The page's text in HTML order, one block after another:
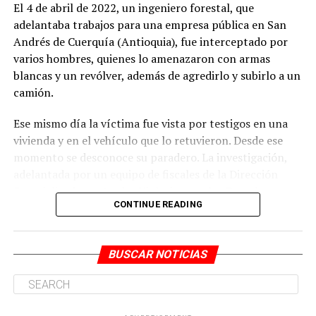
Antes de salir del inmueble con el cuerpo de la víctima,
habrían desplegado acciones para ocultar la evidencia
del crimen.
encargado de conducir el vehículo en el que todos los
procesados trasladaron el cuerpo de la mujer hasta la
zona rural del corregimiento La Buitrera, donde fue
El 4 de abril de 2022, un ingeniero forestal, que
adelantaba trabajos para una empresa pública en San
Andrés de Cuerquía (Antioquia), fue interceptado por
varios hombres, quienes lo amenazaron con armas
blancas y un revólver, además de agredirlo y subirlo a un
camión.
Ese mismo día la víctima fue vista por testigos en una
vivienda y en el vehículo que lo retuvieron. Desde ese
momento se desconoce su paradero. La investigación,
Especializada contra las Violaciones a los Derechos
Humanos, estableció que los responsables de la
organizado (GDO).
Los Mesa que delinquen en el noroccidente antioqueño.
Willington Ortiz Muñoz, alias Willy, para la época de los
CONTINUE READING
BUSCAR NOTICIAS